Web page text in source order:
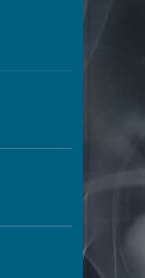
1/16
surf_ski_2